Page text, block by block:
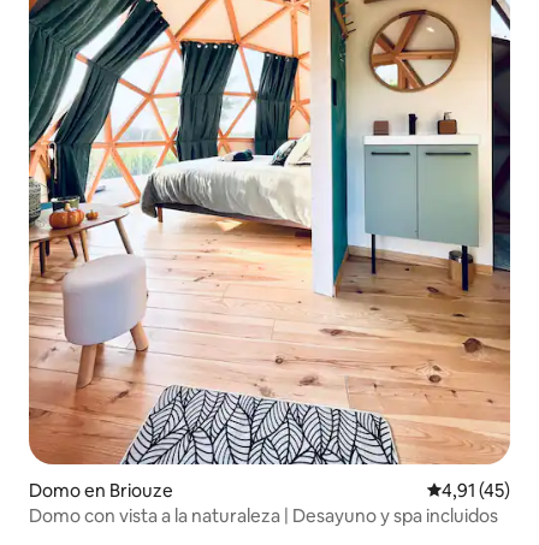
Domo en Briouze Calificación
4,91 (45)
Domo con vista a la naturaleza | Desayuno y spa incluidos